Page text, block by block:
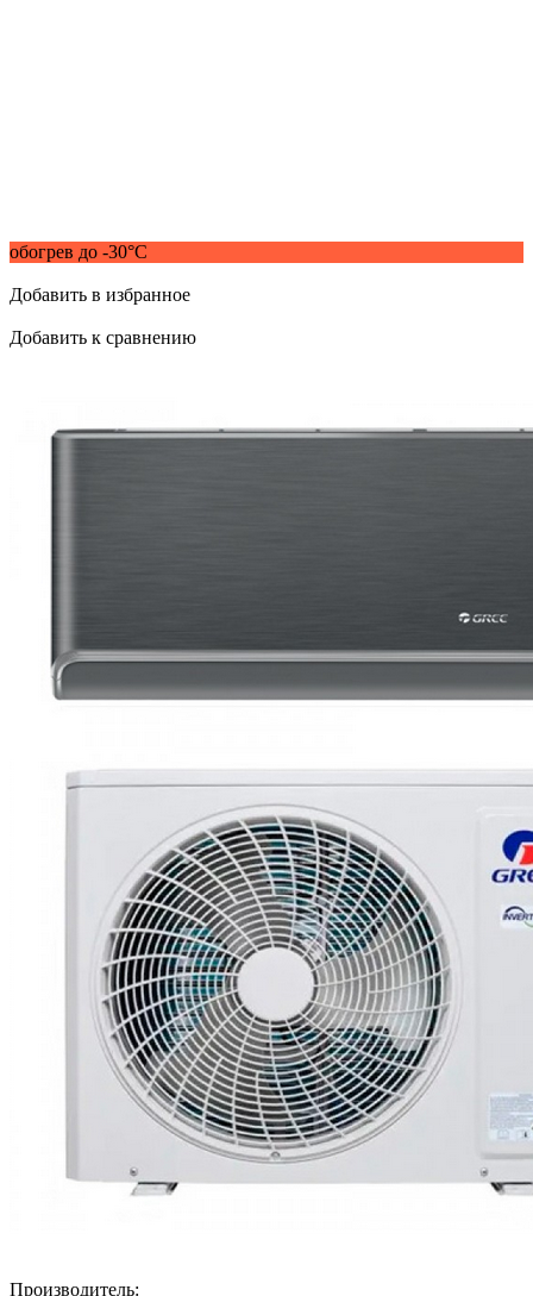
обогрев до -30°С
Добавить в избранное
Добавить к сравнению
Производитель: